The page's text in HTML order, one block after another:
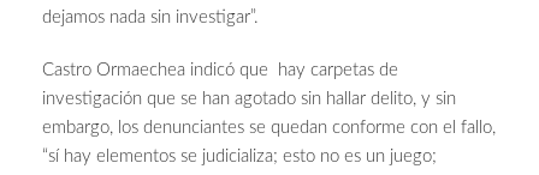
dejamos nada sin investigar”.
Castro Ormaechea indicó que hay carpetas de
investigación que se han agotado sin hallar delito, y sin
embargo, los denunciantes se quedan conforme con el fallo,
“sí hay elementos se judicializa; esto no es un juego;